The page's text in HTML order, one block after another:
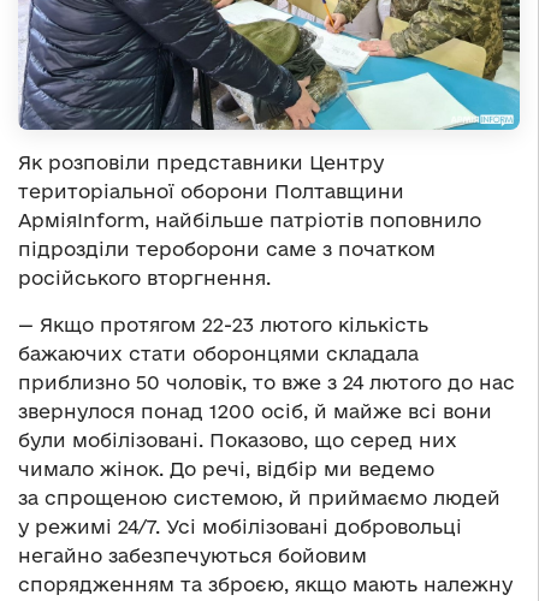
Як розповіли представники Центру
територіальної оборони Полтавщини
АрміяInform, найбільше патріотів поповнило
підрозділи тероборони саме з початком
російського вторгнення.
— Якщо протягом 22-23 лютого кількість
бажаючих стати оборонцями складала
приблизно 50 чоловік, то вже з 24 лютого до нас
звернулося понад 1200 осіб, й майже всі вони
були мобілізовані. Показово, що серед них
чимало жінок. До речі, відбір ми ведемо
за спрощеною системою, й приймаємо людей
у режимі 24/7. Усі мобілізовані добровольці
негайно забезпечуються бойовим
спорядженням та зброєю, якщо мають належну